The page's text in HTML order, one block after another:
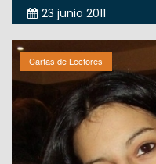
23 junio 2011
Cartas de Lectores